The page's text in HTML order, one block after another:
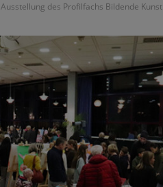
des Profilfachs Bildende Kunst